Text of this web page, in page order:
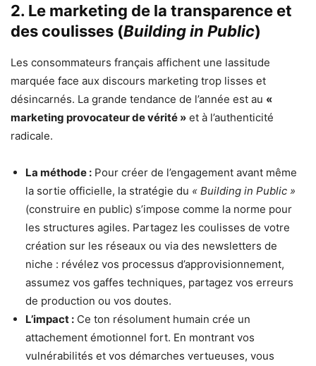
2. Le marketing de la transparence et
des coulisses (Building in Public)
Les consommateurs français affichent une lassitude
marquée face aux discours marketing trop lisses et
désincarnés. La grande tendance de l’année est au «
marketing provocateur de vérité » et à l’authenticité
radicale.
La méthode : Pour créer de l’engagement avant même
la sortie officielle, la stratégie du « Building in Public »
(construire en public) s’impose comme la norme pour
les structures agiles. Partagez les coulisses de votre
création sur les réseaux ou via des newsletters de
niche : révélez vos processus d’approvisionnement,
assumez vos gaffes techniques, partagez vos erreurs
de production ou vos doutes.
L’impact : Ce ton résolument humain crée un
attachement émotionnel fort. En montrant vos
vulnérabilités et vos démarches vertueuses, vous